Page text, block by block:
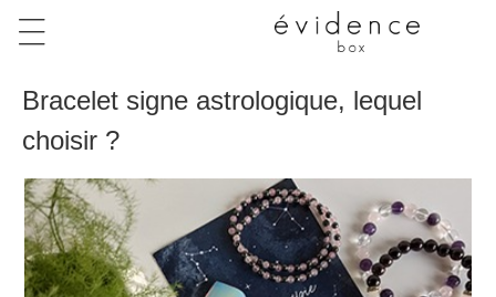
Bracelet signe astrologique, lequel
choisir ?